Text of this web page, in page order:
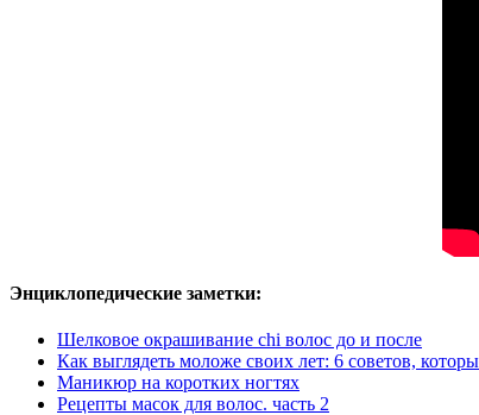
Энциклопедические заметки:
Шелковое окрашивание chi волос до и после
Как выглядеть моложе своих лет: 6 советов,
Маникюр на коротких ногтях
Рецепты масок для волос. часть 2